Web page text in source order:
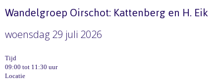
Wandelgroep Oirschot: Kattenberg en H. Eik
woensdag 29 juli 2026
Tijd
09:00 tot 11:30 uur
Locatie